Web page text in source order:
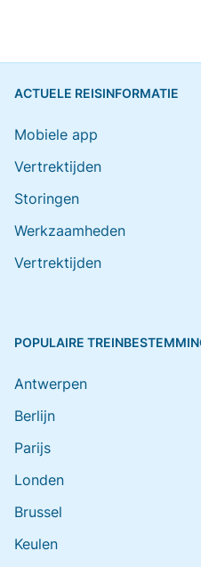
ACTUELE REISINFORMATIE
Mobiele app
Vertrektijden
Storingen
Werkzaamheden
Vertrektijden
POPULAIRE
Antwerpen
Berlijn
Parijs
Londen
Brussel
Keulen